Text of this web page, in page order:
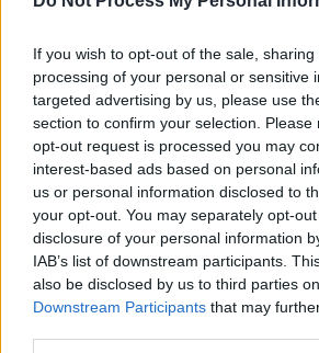
If you wish to opt-out of the sale,
processing of your personal or sensitive
targeted advertising by us, please use
section to confirm your selection.
opt-out request is processed you may
interest-based ads based on personal
us or personal information disclosed to
your opt-out. You may separately opt-
disclosure of your personal information
IAB’s list of downstream participants.
also be disclosed by us to third parties
Downstream Participants that may
εκατομμύρια άλμπουμ
επιστρέφει στην Ελλάδα για
εμφάνιση στο πλαίσιο της
Voices ».
ΔΙΑΒΑΣΤΕ ΕΠΙΣΗΣ
Μουσική|22.02.2025 04:31
Η Ελλάδα υποδέχεται τα
ονόματα της παγκόσμιας
Οι συναυλίες που